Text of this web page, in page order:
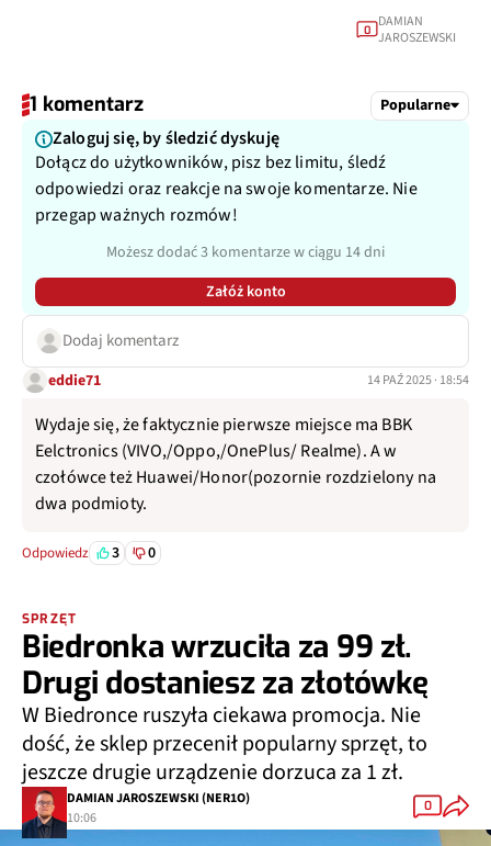
0
DAMIAN
JAROSZEWSKI
1 komentarz Popularne
Zaloguj się, by śledzić dyskuję
Dołącz do użytkowników, pisz bez limitu, śledź
odpowiedzi oraz reakcje na swoje komentarze. Nie
przegap ważnych rozmów!
Możesz dodać 3 komentarze w ciągu 14 dni
Załóż konto
Dodaj komentarz
eddie71 14 PAŹ 2025 · 18:54
Wydaje się, że faktycznie pierwsze miejsce ma BBK
Eelctronics (VIVO,/Oppo,/OnePlus/ Realme). A w
czołówce też Huawei/Honor(pozornie rozdzielony na
dwa podmioty.
Odpowiedz 3 0
SPRZĘT
Biedronka wrzuciła za 99 zł.
Drugi dostaniesz za złotówkę
W Biedronce ruszyła ciekawa promocja. Nie
dość, że sklep przecenił popularny sprzęt, to
jeszcze drugie urządzenie dorzuca za 1 zł.
DAMIAN JAROSZEWSKI (NER1O)
10:06
0